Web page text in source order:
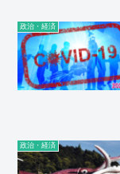
政治・経済
政治・経済